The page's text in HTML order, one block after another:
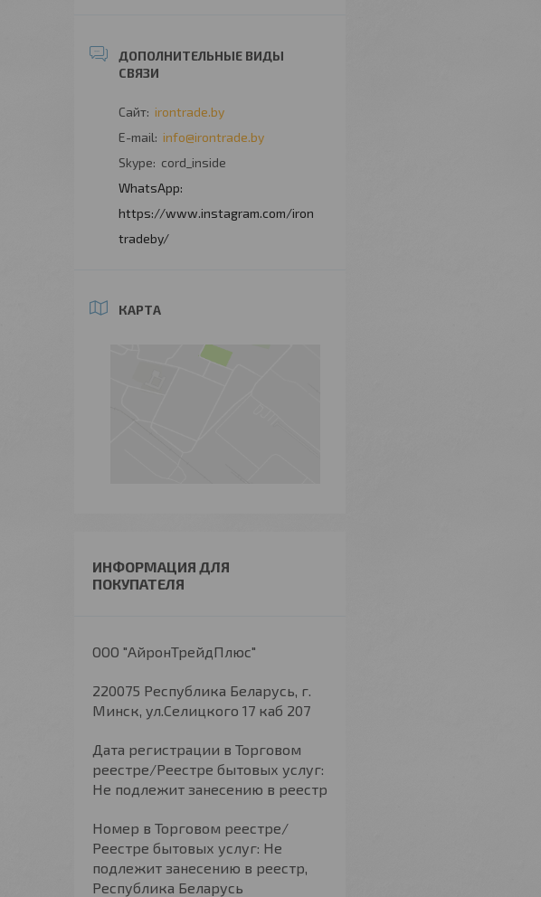
irontrade.by
info@irontrade.by
cord_inside
https://www.instagram.com/iron
tradeby/
КАРТА
ИНФОРМАЦИЯ ДЛЯ
ПОКУПАТЕЛЯ
ООО "АйронТрейдПлюс"
220075 Республика Беларусь, г.
Минск, ул.Селицкого 17 каб 207
Дата регистрации в Торговом
реестре/Реестре бытовых услуг:
Не подлежит занесению в реестр
Номер в Торговом реестре/
Реестре бытовых услуг: Не
подлежит занесению в реестр,
Республика Беларусь